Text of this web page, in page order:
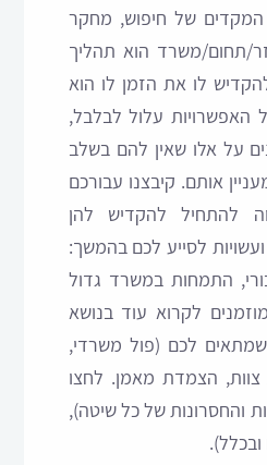
של חיפוש, מחקר
תחום/משרד הוא תהליך
לו את הזמן לו הוא
האפשרויות עלול לבלבל,
על אלו שאין להם בשלב
אותם. קיבצנו עבורכם
להתחיל להקדיש להן
לסייע לכם בהמשך:
התמחות במשרד גדול
לקרוא עוד בנושא
לכם (פול משרדי,
הצמדת מאמן. לחצו
והחסרונות של כל שיטה),
ובכלל).